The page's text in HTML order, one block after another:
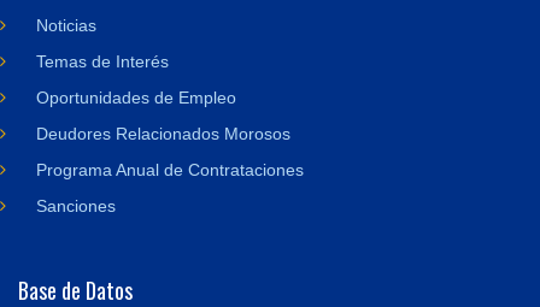
Noticias
Temas de Interés
Oportunidades de Empleo
Deudores Relacionados Morosos
Programa Anual de Contrataciones
Sanciones
Base de Datos